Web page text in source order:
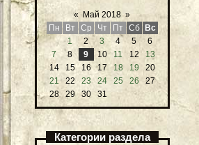
« Май 2018 »
Пн
Вт Ср Чт Пт Сб Вс
1
2 3 4 5
6
7
8 9 10 11 12
13
14
15 16 17 18 19
20
21
22 23 24 25 26
27
28
29 30 31
Категории раздела